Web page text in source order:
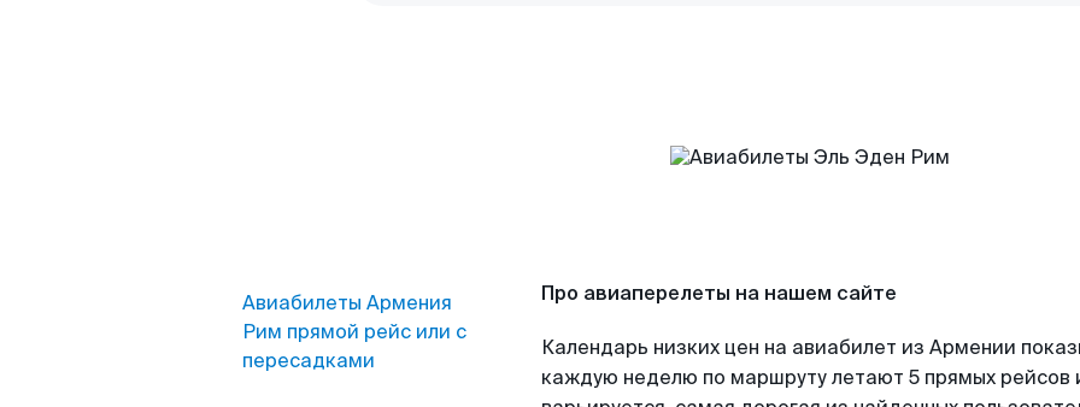
Авиабилеты Армения
Рим прямой рейс или с
пересадками
Про авиаперелеты на нашем сайте
Календарь низких цен на авиабилет из Армении
каждую неделю по маршруту летают 5 прямых рейсов